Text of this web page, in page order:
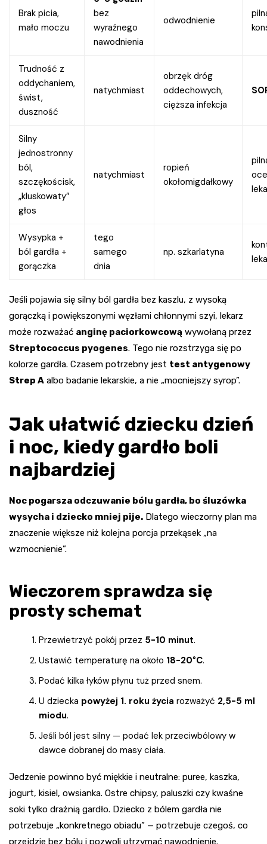
Brak picia,
mało moczu
bez
wyraźnego
nawodnienia
odwodnienie
Trudność z
oddychaniem,
świst,
duszność
natychmiast
obrzęk dróg
oddechowych,
cięższa infekcja
Silny
jednostronny
ból,
szczękościsk,
„kluskowaty”
głos
natychmiast
ropień
okołomigdałkowy
Wysypka +
ból gardła +
gorączka
tego
samego
dnia
np. szkarlatyna
Jeśli pojawia się silny ból gardła bez kaszlu, z wysoką
gorączką i powiększonymi węzłami chłonnymi szyi, lekarz
może rozważać anginę paciorkowcową wywołaną przez
Streptococcus pyogenes. Tego nie rozstrzyga się po
kolorze gardła. Czasem potrzebny jest test antygenowy
Strep A albo badanie lekarskie, a nie „mocniejszy syrop”.
Jak ułatwić dziecku dzień
i noc, kiedy gardło boli
najbardziej
Noc pogarsza odczuwanie bólu gardła, bo śluzówka
wysycha i dziecko mniej pije. Dlatego wieczorny plan ma
znaczenie większe niż kolejna porcja przekąsek „na
wzmocnienie”.
Wieczorem sprawdza się
prosty schemat
Przewietrzyć pokój przez 5-10 minut.
Ustawić temperaturę na około 18-20°C.
Podać kilka łyków płynu tuż przed snem.
U dziecka powyżej 1. roku życia rozważyć 2,5-5 ml
miodu.
Jeśli ból jest silny — podać lek przeciwbólowy w
dawce dobranej do masy ciała.
Jedzenie powinno być miękkie i neutralne: puree, kaszka,
jogurt, kisiel, owsianka. Ostre chipsy, paluszki czy kwaśne
soki tylko drażnią gardło. Dziecko z bólem gardła nie
potrzebuje „konkretnego obiadu” — potrzebuje czegoś, co
przejdzie bez bólu i pozwoli utrzymać nawodnienie.